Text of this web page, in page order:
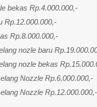
bekas Rp.4.000.000,-
Rp.12.000.000,-
Rp.8.000.000,-
nozle baru
nozle bekas
Nozzle Rp.6.000.000,-
Nozzle Rp.12.000.000,-